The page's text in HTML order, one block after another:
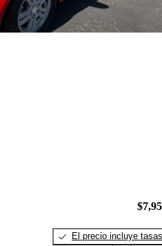
El precio incluye tasas